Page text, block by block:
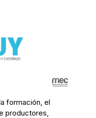
formación, el
productores,